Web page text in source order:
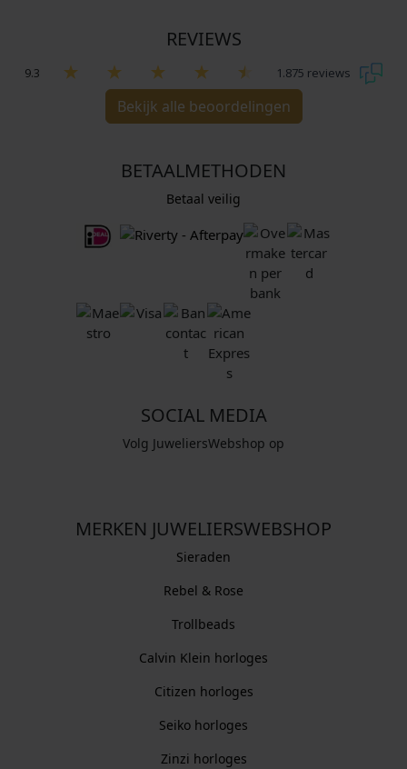
REVIEWS
9.3 1.875 reviews
Bekijk alle beoordelingen
BETAALMETHODEN
Betaal veilig
SOCIAL MEDIA
Volg JuweliersWebshop op
MERKEN JUWELIERSWEBSHOP
Sieraden
Rebel & Rose
Trollbeads
Calvin Klein horloges
Citizen horloges
Seiko horloges
Zinzi horloges